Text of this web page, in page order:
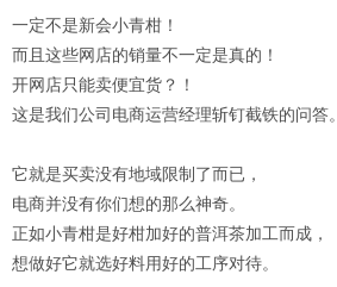
一定不是新会小青柑！
而且这些网店的销量不一定是真的！
开网店只能卖便宜货？！
这是我们公司电商运营经理斩钉截铁的问答。
它就是买卖没有地域限制了而已，
电商并没有你们想的那么神奇。
正如小青柑是好柑加好的普洱茶加工而成，
想做好它就选好料用好的工序对待。